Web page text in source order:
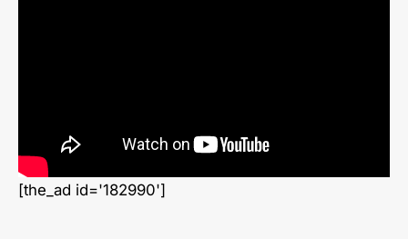
[the_ad id='182990']